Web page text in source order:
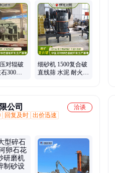
辊破碎机、制砂机、移动破碎
破、石子破碎生产线、破碎制砂
对辊破
300吨
细砂机 1500复合破
直线筛 水泥 耐火材
公司
洽谈
回复及时 出价迅速